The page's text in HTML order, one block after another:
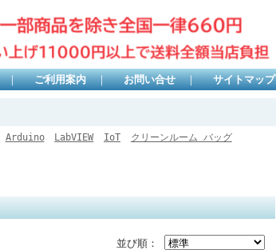
｜ ご利用案内 ｜ お問い合せ ｜ サイトマップ
Arduino LabVIEW IoT クリーンルーム バッグ
並び順：